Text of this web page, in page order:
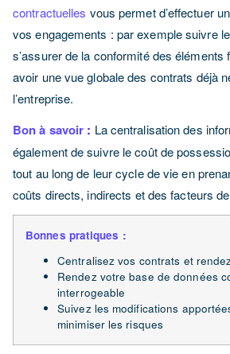
contractuelles vous permet d’effectuer
vos engagements : par exemple suivre
s’assurer de la conformité des éléments
avoir une vue globale des contrats déjà
l’entreprise.
Bon à savoir : La centralisation des
également de suivre le coût de
tout au long de leur cycle de vie en
coûts directs, indirects et des facteurs
Bonnes pratiques :
Centralisez vos contrats et
Rendez votre base de données
interrogeable
Suivez les modifications
minimiser les risques